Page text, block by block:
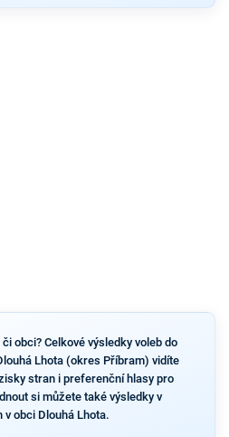
obci? Celkové výsledky voleb do
Lhota (okres Příbram) vidíte
stran i preferenční hlasy pro
si můžete také výsledky v
v obci Dlouhá Lhota.